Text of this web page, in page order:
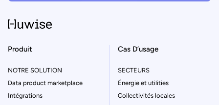
Produit
NOTRE SOLUTION
Data product marketplace
Intégrations
Cas D’usage
SECTEURS
Énergie et utilities
Collectivités locales